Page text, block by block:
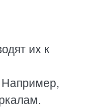
их к
Например,